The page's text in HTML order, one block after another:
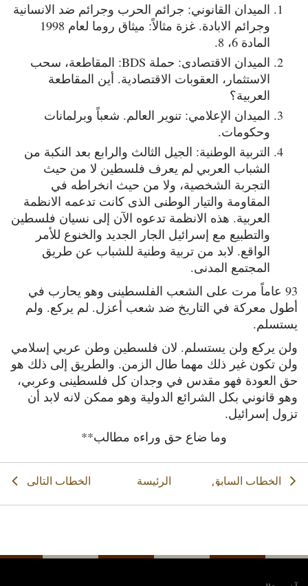
الميدان القانوني: جرائم الحرب وجرائم ضد الانسانية
وجرائم الابادة. غزة مثالاً: ميثاق روما لعام 1998
المادة 6، 8.
الميدان الاقتصادى: حملة BDS: المقاطعة، سحب
الاستثمار، العقوبات الاقتصادية. أين المقاطعة
العربية؟
الميدان الإعلامي: تنوير العالم. شعباً وبرلمانات
وحكومات.
التربية الوطنية: الجيل الثالث والرابع بعد النكبة من
الشباب العربي لم يعرف فلسطين لا من حيث
التجربة الشخصية، ولا من حيث انخراطه في
المقاومة والتيار الوطنى الذى كانت تدعمه الانظمة
العربية. هذه الانظمة تدعوه الآن إلى نسيان فلسطين
والتطبيع مع إسرائيل الجار الجديد والخنوع للأمر
الواقع. لابد من تربية وطنية للشباب عن طريق
المجتمع المدنى.
93 عاماً مرت على الشعب الفلسطينى وهو يحارب في
أطول معركة في التاريخ ضد شعب أعزل. لم يركع. ولم
يستسلم.
ولن يركع ولن يستسلم. لان فلسطين وطن عربي إسلامي
ولن تكون غير ذلك مهما طال الزمن. والطريق إلى ذلك هو
حق العودة فهو مقدس في وجدان كل فلسطينى وعربي،
وهو قانوني بكل الشرائع الدولية وهو ممكن لانه لابد أن
تزول إسرائيل.
وما ضاع حق وراءه مطالب**
الخطاب‭ ‬السابق الرئيسة الخطاب‭ ‬التالي